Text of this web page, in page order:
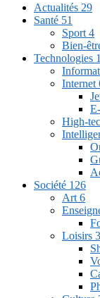
Actualités 29
Santé 51
Sport 4
Bien-
Technologies
Internet
High-
Société 126
Art 6
Loisirs